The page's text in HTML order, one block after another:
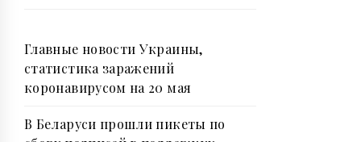
Главные новости Украины,
статистика заражений
коронавирусом на 20 мая
В Беларуси прошли пикеты по